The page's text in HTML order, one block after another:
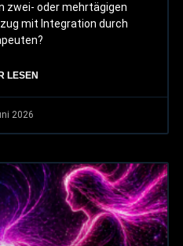
zwei- oder mehrtägigen
mit Integration durch
LESEN
2026